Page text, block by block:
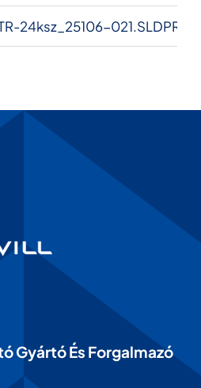
24ksz_25106-021.SLDPRT
Gyártó És Forgalmazó